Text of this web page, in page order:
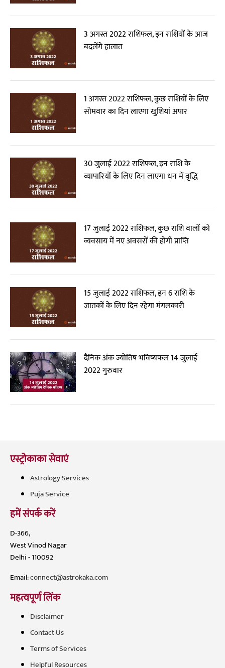
3 अगस्त 2022 राशिफल, इन राशियों के आज
बदलेंगे हालात
1 अगस्त 2022 राशिफल, कुछ राशियों के लिए
सोमवार का दिन लाएगा खुशियां अपार
30 जुलाई 2022 राशिफल, इन राशि के
व्यापारियों के लिए दिन लाएगा धन में वृद्धि
17 जुलाई 2022 राशिफल, कुछ राशि वालों को
व्यवसाय में नए अवसरों की होगी प्राप्ति
15 जुलाई 2022 राशिफल, इन 6 राशि के
जातकों के लिए दिन रहेगा मंगलकारी
दैनिक अंक ज्योतिष भविष्यफल 14 जुलाई
2022 गुरुवार
एस्ट्रोकाका सेवाएं
Astrology Services
Puja Service
हमें संपर्क करें
D-366,
West Vinod Nagar
Delhi - 110092
Email:connect@astrokaka.com
महत्वपूर्ण लिंक
Disclaimer
Contact Us
Terms of Services
Helpful Resources